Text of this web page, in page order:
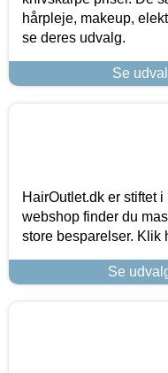
hårpleje, makeup,
se deres udvalg.
Se
HairOutlet.dk er stiftet
webshop finder du
store besparelser. Klik
Se